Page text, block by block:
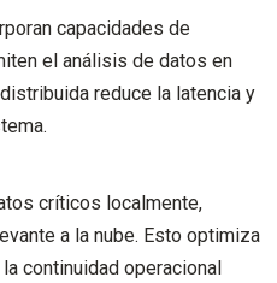
capacidades de
el análisis de datos en
reduce la latencia y
críticos localmente,
a la nube. Esto optimiza
continuidad operacional